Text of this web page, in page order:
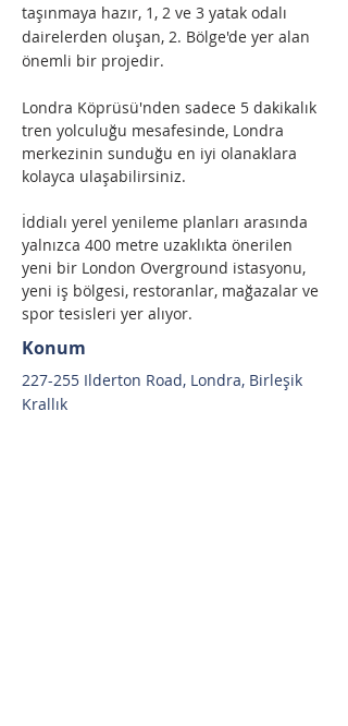
taşınmaya hazır, 1, 2 ve 3 yatak odalı
dairelerden oluşan, 2. Bölge'de yer alan
önemli bir projedir.
Londra Köprüsü'nden sadece 5 dakikalık
tren yolculuğu mesafesinde, Londra
merkezinin sunduğu en iyi olanaklara
kolayca ulaşabilirsiniz.
İddialı yerel yenileme planları arasında
yalnızca 400 metre uzaklıkta önerilen
yeni bir London Overground istasyonu,
yeni iş bölgesi, restoranlar, mağazalar ve
spor tesisleri yer alıyor.
Konum
227-255 Ilderton Road, Londra, Birleşik
Krallık